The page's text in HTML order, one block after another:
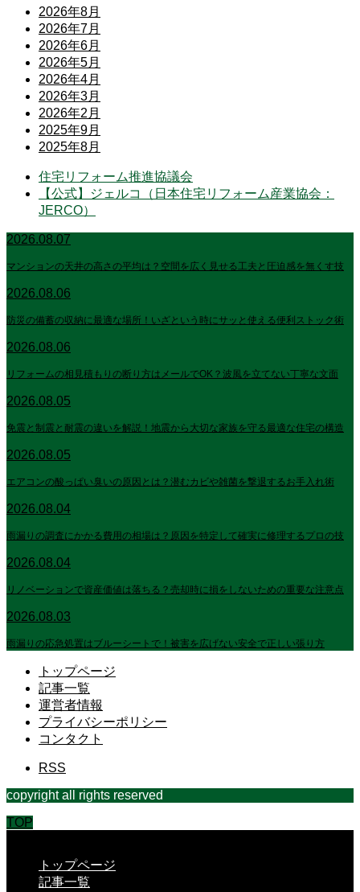
2026年8月
2026年7月
2026年6月
2026年5月
2026年4月
2026年3月
2026年2月
2025年9月
2025年8月
住宅リフォーム推進協議会
【公式】ジェルコ（日本住宅リフォーム産業協会：
JERCO）
2026.08.07
マンションの天井の高さの平均は？空間を広く見せる工夫と圧迫感を無くす技
2026.08.06
防災の備蓄の収納に最適な場所！いざという時にサッと使える便利ストック術
2026.08.06
リフォームの相見積もりの断り方はメールでOK？波風を立てない丁寧な文面
2026.08.05
免震と制震と耐震の違いを解説！地震から大切な家族を守る最適な住宅の構造
2026.08.05
エアコンの酸っぱい臭いの原因とは？潜むカビや雑菌を撃退するお手入れ術
2026.08.04
雨漏りの調査にかかる費用の相場は？原因を特定して確実に修理するプロの技
2026.08.04
リノベーションで資産価値は落ちる？売却時に損をしないための重要な注意点
2026.08.03
雨漏りの応急処置はブルーシートで！被害を広げない安全で正しい張り方
トップページ
記事一覧
運営者情報
プライバシーポリシー
コンタクト
RSS
copyright all rights reserved
TOP
トップページ
記事一覧